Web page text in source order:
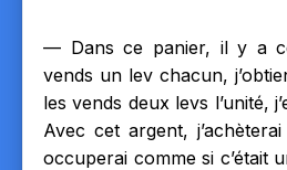
— Dans ce panier, il y a
vends un lev chacun,
les vends deux levs l’unité,
Avec cet argent,
occuperai comme si c’était